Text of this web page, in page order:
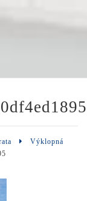
Výklopná